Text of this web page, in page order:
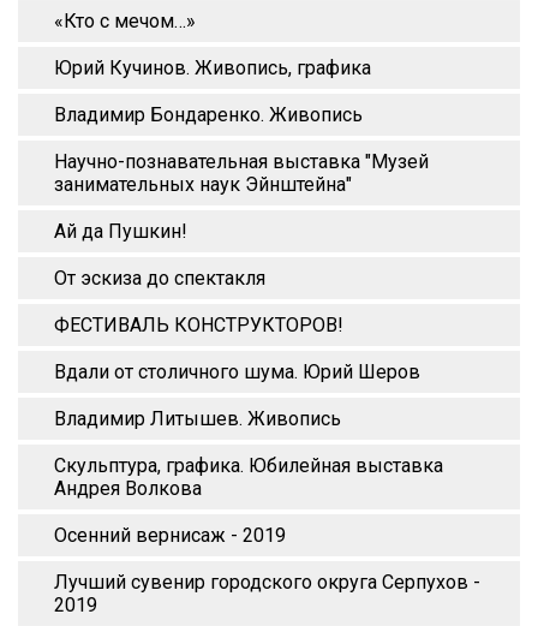
«Кто с мечом…»
Юрий Кучинов. Живопись, графика
Владимир Бондаренко. Живопись
Научно-познавательная выставка "Музей
занимательных наук Эйнштейна"
Ай да Пушкин!
От эскиза до спектакля
ФЕСТИВАЛЬ КОНСТРУКТОРОВ!
Вдали от столичного шума. Юрий Шеров
Владимир Литышев. Живопись
Скульптура, графика. Юбилейная выставка
Андрея Волкова
Осенний вернисаж - 2019
Лучший сувенир городского округа Серпухов -
2019